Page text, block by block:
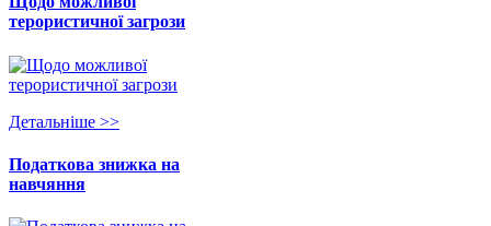
терористичної загрози
Детальнiше >>
Податкова знижка на
навчяння